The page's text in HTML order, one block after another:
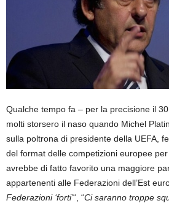
Qualche tempo fa – per la precisione il
molti storsero il naso quando Michel
sulla poltrona di presidente della UEFA,
del format delle competizioni europee
avrebbe di fatto favorito una maggiore
appartenenti alle Federazioni dell’Est
Federazioni ‘forti’“, “Ci saranno troppe